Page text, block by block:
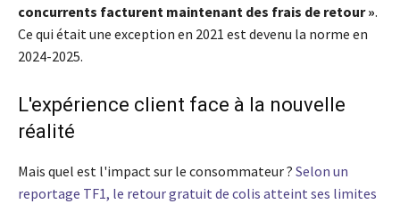
concurrents facturent maintenant des frais de retour ».
Ce qui était une exception en 2021 est devenu la norme en
2024-2025.
L'expérience client face à la nouvelle
réalité
Mais quel est l'impact sur le consommateur ? Selon un
reportage TF1, le retour gratuit de colis atteint ses limites